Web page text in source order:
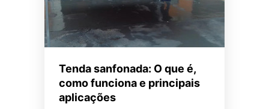
Tenda sanfonada: O que é,
como funciona e principais
aplicações